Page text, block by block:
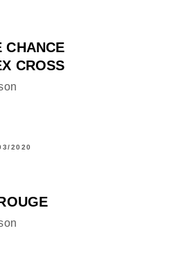
CHANCE
CROSS
2020